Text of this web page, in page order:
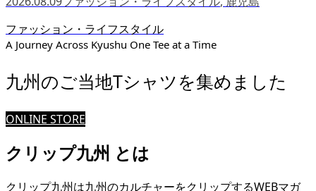
ファッション・ライフスタイル
A Journey Across Kyushu One Tee at a Time
九州のご当地Tシャツを集めました
ONLINE STORE
クリップ九州 とは
クリップ九州は九州のカルチャーをクリップするWEBマガ